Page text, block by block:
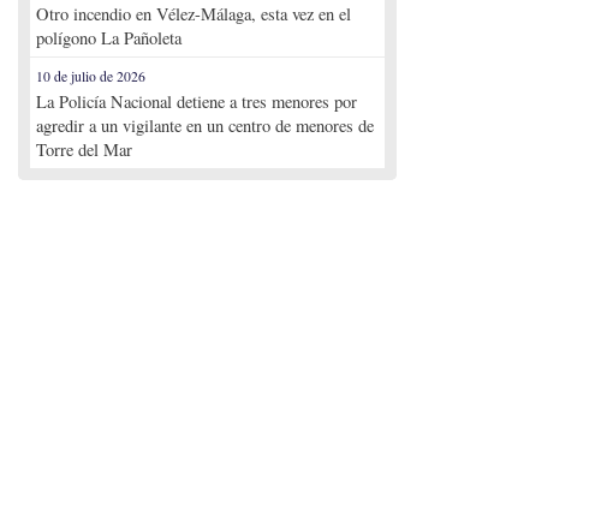
Otro incendio en Vélez-Málaga, esta vez en el
polígono La Pañoleta
10 de julio de 2026
La Policía Nacional detiene a tres menores por
agredir a un vigilante en un centro de menores de
Torre del Mar